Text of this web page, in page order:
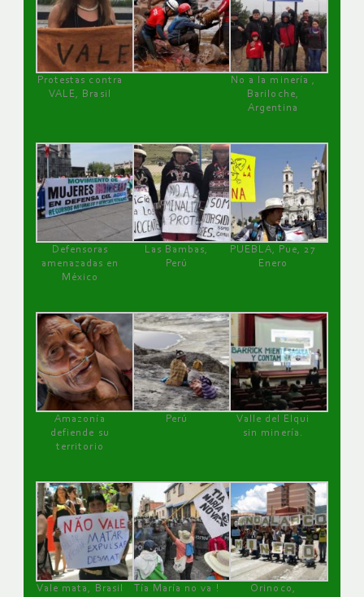
Protestas contra
VALE, Brasil
No a la minería ,
Bariloche,
Argentina
Defensoras
amenazadas en
México
Las Bambas,
Perú
PUEBLA, Pue, 27
Enero
Amazonía
defiende su
territorio
Perú
Valle del Elqui
sin minería.
Vale mata, Brasil
Tía María no va !
Orinoco,